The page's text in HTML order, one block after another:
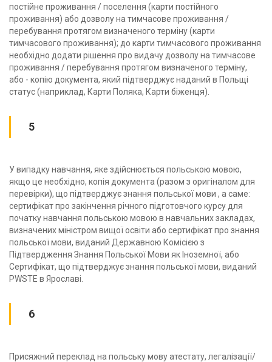
постійне проживання / поселення (карти постійного
проживання) або дозволу на тимчасове проживання /
перебування протягом визначеного терміну (карти
тимчасового проживання); до карти тимчасового проживання
необхідно додати рішення про видачу дозволу на тимчасове
проживання / перебування протягом визначеного терміну,
або - копію документа, який підтверджує наданий в Польщі
статус (наприклад, Карти Поляка, Карти біженця).
5
У випадку навчання, яке здійснюється польською мовою,
якщо це необхідно, копія документа (разом з оригіналом для
перевірки), що підтверджує знання польської мови , а саме:
сертифікат про закінчення річного підготовчого курсу для
початку навчання польською мовою в навчальних закладах,
визначених міністром вищої освіти або сертифікат про знання
польської мови, виданий Державною Комісією з
Підтвердження Знання Польської Мови як Іноземної, або
Сертифікат, що підтверджує знання польської мови, виданий
PWSTE в Ярославі.
6
Присяжний переклад на польську мову атестату, легалізації/